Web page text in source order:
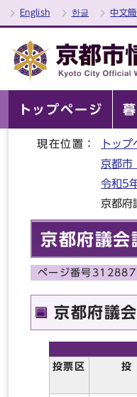
English 한글 中文
トップページ
現在位置： トッ
京都市
令和5
京都府
京都府議会
ページ番号312887
京都府議
投票区